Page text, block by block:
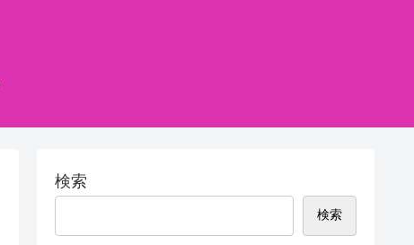
検索
検索